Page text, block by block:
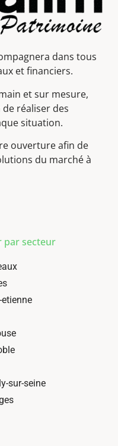
dans tous
et financiers.
et sur mesure,
réaliser des
situation.
ouverture afin de
du marché à
par secteur
sur-seine